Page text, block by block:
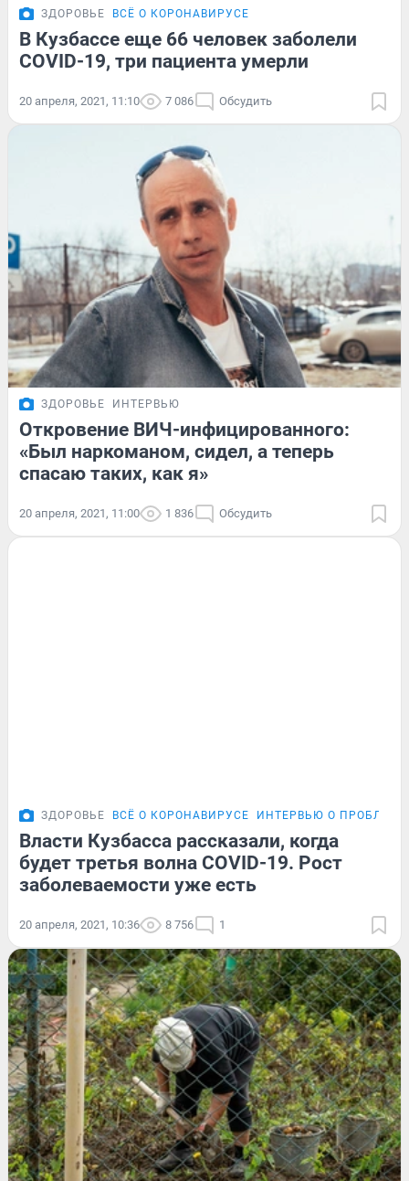
ЗДОРОВЬЕ ВСЁ О КОРОНАВИРУСЕ
В Кузбассе еще 66 человек заболели
COVID-19, три пациента умерли
20 апреля, 2021, 11:10 7 086 Обсудить
ЗДОРОВЬЕ ИНТЕРВЬЮ
Откровение ВИЧ-инфицированного:
«Был наркоманом, сидел, а теперь
спасаю таких, как я»
20 апреля, 2021, 11:00 1 836 Обсудить
ЗДОРОВЬЕ ВСЁ О КОРОНАВИРУСЕ ИНТЕРВЬЮ О
Власти Кузбасса рассказали, когда
будет третья волна COVID-19. Рост
заболеваемости уже есть
20 апреля, 2021, 10:36 8 756 1